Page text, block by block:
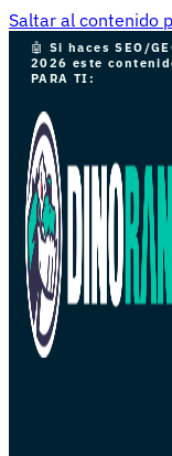
Saltar al contenido
🤖 Si haces SEO/
2026 este
PARA TI: